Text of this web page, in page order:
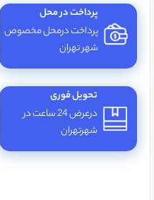
پرداخت در محل
پرداخت درمحل مخصوص
شهر تهران
تحویل فوری
درعرض 24 ساعت در
شهرتهران